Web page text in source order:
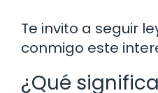
Te invito a seguir
conmigo este
¿Qué